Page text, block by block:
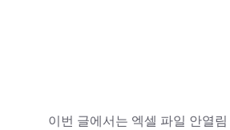
이번 글에서는 엑셀 파일 안열